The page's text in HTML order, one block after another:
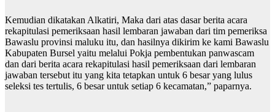
Kemudian dikatakan Alkatiri, Maka dari atas dasar berita acara
rekapitulasi pemeriksaan hasil lembaran jawaban dari tim pemeriksa
Bawaslu provinsi maluku itu, dan hasilnya dikirim ke kami Bawaslu
Kabupaten Bursel yaitu melalui Pokja pembentukan panwascam
dan dari berita acara rekapitulasi hasil pemeriksaan dari lembaran
jawaban tersebut itu yang kita tetapkan untuk 6 besar yang lulus
seleksi tes tertulis, 6 besar untuk setiap 6 kecamatan,” paparnya.